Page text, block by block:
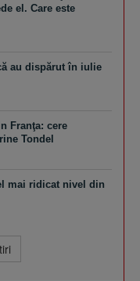
el. Care este
au dispărut în iulie
Franţa: cere
Tondel
mai ridicat nivel din